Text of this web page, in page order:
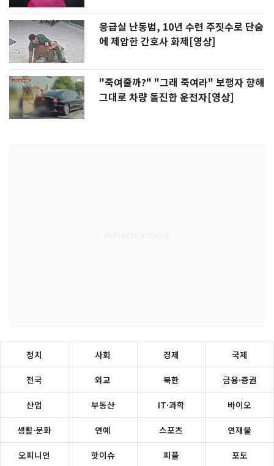
응급실 난동범, 10년 수련 주짓수로 단숨
에 제압한 간호사 화제[영상]
"죽여줄까?" "그래 죽여라" 보행자 향해
그대로 차량 돌진한 운전자[영상]
정치 사회 경제 국제
전국 외교 북한 금융·증권
산업 부동산 IT·과학 바이오
생활·문화 연예 스포츠 연재물
오피니언 핫이슈 피플 포토